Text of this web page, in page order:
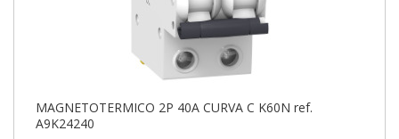
MAGNETOTERMICO 2P 40A CURVA C K60N ref.
A9K24240